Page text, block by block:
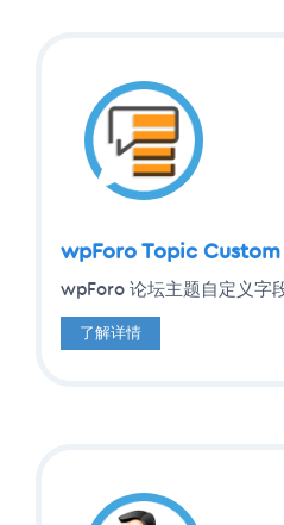
wpForo Topic Custom
wpForo 论坛主题自定义字
了解详情